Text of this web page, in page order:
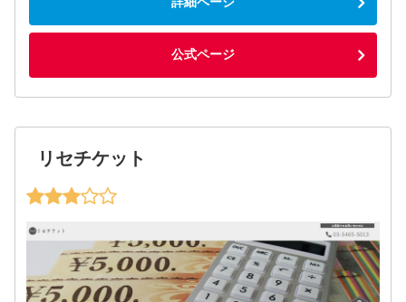
公式ページ
リセチケット